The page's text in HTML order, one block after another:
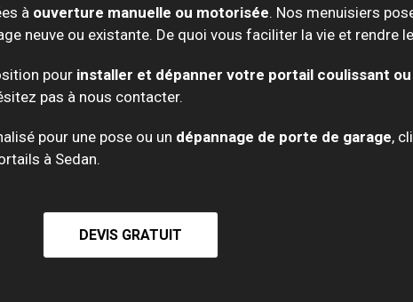
à ouverture manuelle ou motorisée. Nos menuisiers
neuve ou existante. De quoi vous faciliter la vie et rendre
pour installer et dépanner votre portail coulissant
pas à nous contacter.
pour une pose ou un dépannage de porte de garage,
à Sedan.
DEVIS GRATUIT